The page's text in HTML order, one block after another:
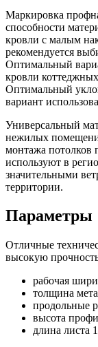
Маркировка
способности
кровли с малым
рекомендуется
Оптимальный
кровли
Оптимальный
вариант
Универсальный
нежилых
монтажа потолков
используют в
значительными
территории.
Параметры
Отличные
высокую
рабочая
толщина
продольные
высота
длина листа